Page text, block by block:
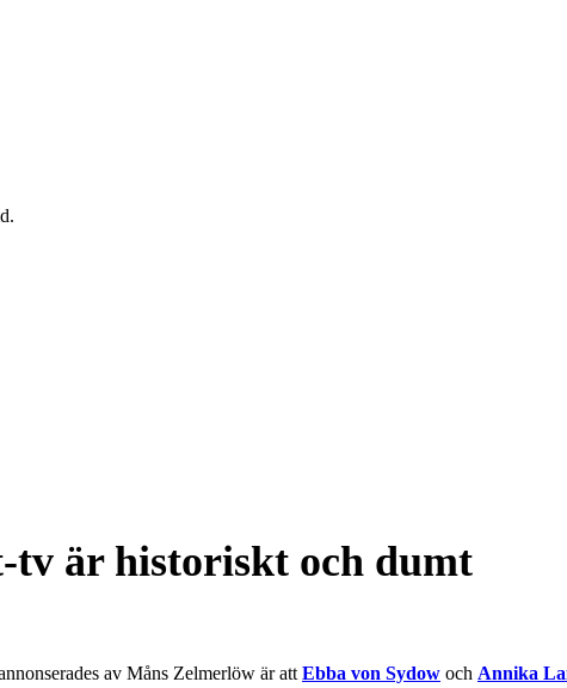
tv är historiskt och dumt
av Måns Zelmerlöw är att Ebba von Sydow och Annika